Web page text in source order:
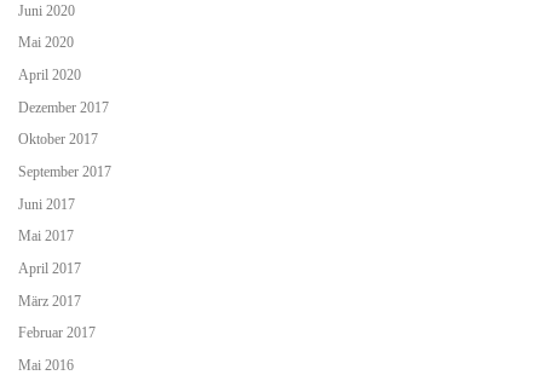
Juni 2020
Mai 2020
April 2020
Dezember 2017
Oktober 2017
September 2017
Juni 2017
Mai 2017
April 2017
März 2017
Februar 2017
Mai 2016